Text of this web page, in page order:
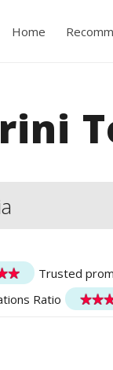
Home
Trusted
Ratio